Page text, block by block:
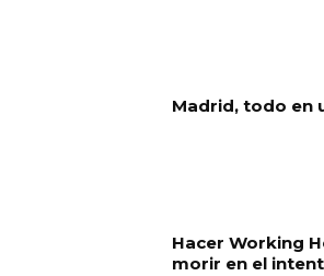
Madrid, todo en
Hacer Working
morir en el